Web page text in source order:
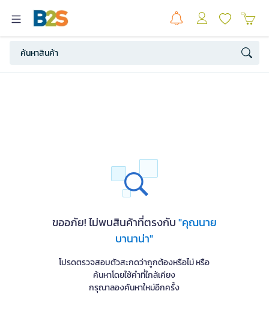
ขออภัย! ไม่พบสินค้าที่ตรงกับ"คุณนาย
บานาน่า"
โปรดตรวจสอบตัวสะกดว่าถูกต้องหรือไม่ หรือ
ค้นหาโดยใช้คำที่ใกล้เคียง
กรุณาลองค้นหาใหม่อีกครั้ง